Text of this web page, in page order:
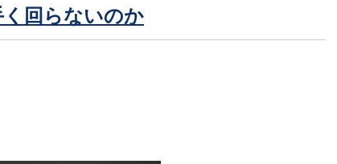
回らないのか